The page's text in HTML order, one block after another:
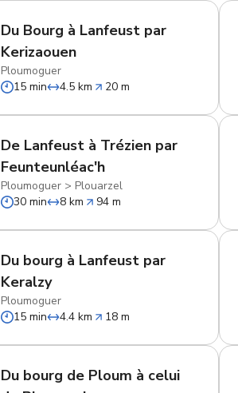
Du Bourg à Lanfeust par
Kerizaouen
Ploumoguer
15 min
4.5 km 20 m
De Lanfeust à Trézien par
Feunteunléac'h
Ploumoguer >Plouarzel
30 min
8 km 94 m
Du bourg à Lanfeust par
Keralzy
Ploumoguer
15 min
4.4 km 18 m
Du bourg de Ploum à celui